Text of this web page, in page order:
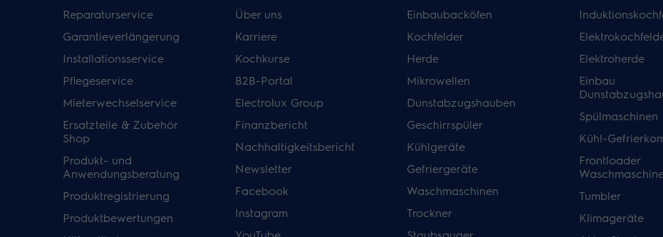
Reparaturservice
Garantieverlängerung
Installationsservice
Pflegeservice
Mieterwechselservice
Ersatzteile & Zubehör
Shop
Produkt- und
Anwendungsberatung
Produktregistrierung
Produktbewertungen
Über uns
Karriere
Kochkurse
B2B-Portal
Electrolux Group
Finanzbericht
Nachhaltigkeitsbericht
Newsletter
Facebook
Instagram
Einbaubacköfen
Kochfelder
Herde
Mikrowellen
Dunstabzugshauben
Geschirrspüler
Kühlgeräte
Gefriergeräte
Waschmaschinen
Trockner
Elektroherde
Einbau
Spülmaschinen
Kühl-
Frontloader
Tumbler
Klimageräte